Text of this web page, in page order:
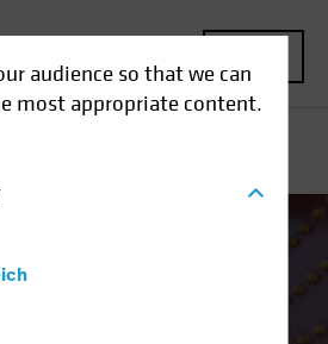
audience so that we can
most appropriate content.
freisetzen können